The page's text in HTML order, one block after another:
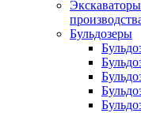
Бульдозеры